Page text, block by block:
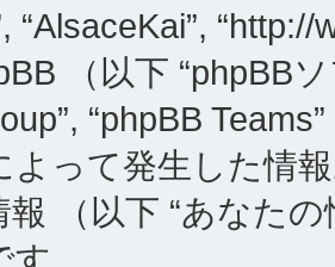
“AlsaceKai”,
（以下 “phpBB
“phpBB
よって発生した情
報 （以下 “あなた
。